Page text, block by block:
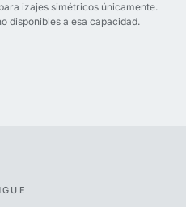
izajes simétricos únicamente.
disponibles a esa capacidad.